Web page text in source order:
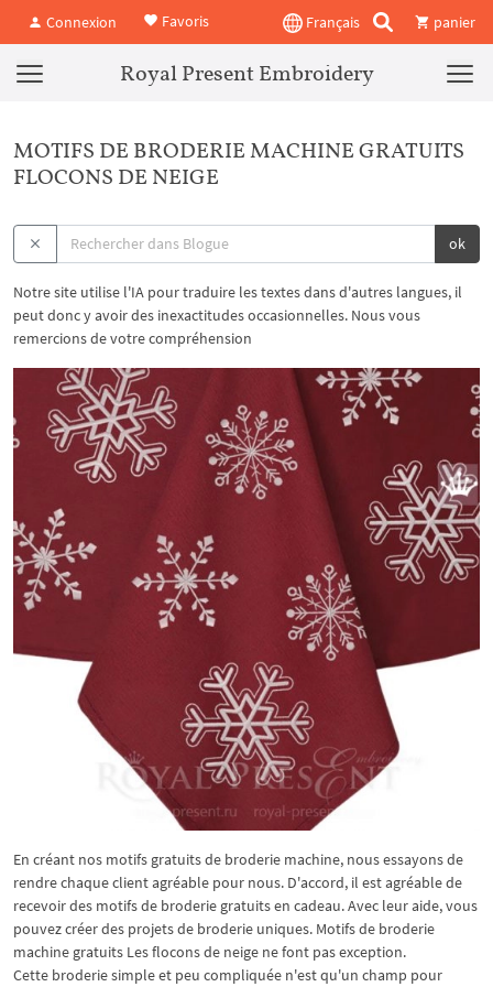
Connexion Favoris Français panier
Royal Present Embroidery
MOTIFS DE BRODERIE MACHINE GRATUITS
FLOCONS DE NEIGE
ok
Notre site utilise l'IA pour traduire les textes dans d'autres langues, il
peut donc y avoir des inexactitudes occasionnelles. Nous vous
remercions de votre compréhension
En créant nos motifs gratuits de broderie machine, nous essayons de
rendre chaque client agréable pour nous. D'accord, il est agréable de
recevoir des motifs de broderie gratuits en cadeau. Avec leur aide, vous
pouvez créer des projets de broderie uniques. Motifs de broderie
machine gratuits Les flocons de neige ne font pas exception.
Cette broderie simple et peu compliquée n'est qu'un champ pour